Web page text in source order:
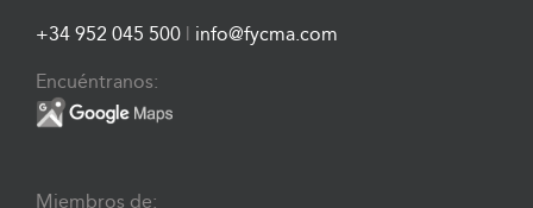
+34 952 045 500 info@fycma.com
Encuéntranos:
Miembros de: